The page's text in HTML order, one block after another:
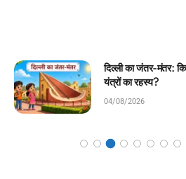
और क्या है इसके 4